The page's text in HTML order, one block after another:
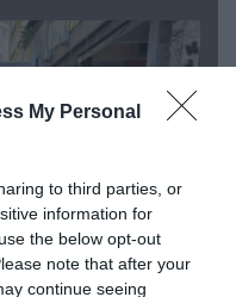
My Personal
to third parties, or
information for
the below opt-out
note that after your
continue seeing